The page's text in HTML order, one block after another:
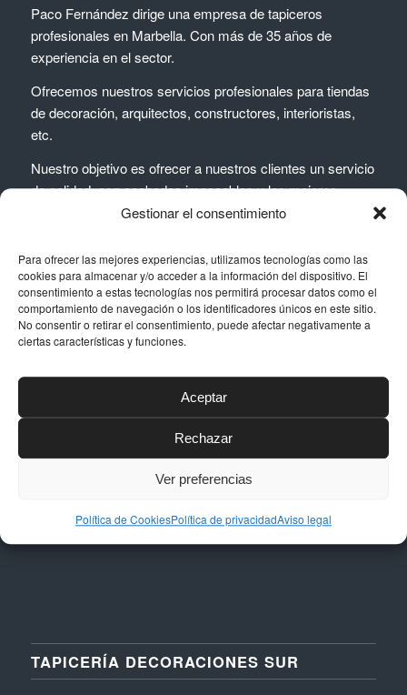
Gestionar el consentimiento
Para ofrecer las mejores experiencias, utilizamos tecnologías como las
cookies para almacenar y/o acceder a la información del dispositivo. El
consentimiento a estas tecnologías nos permitirá procesar datos como el
comportamiento de navegación o los identificadores únicos en este sitio.
No consentir o retirar el consentimiento, puede afectar negativamente a
ciertas características y funciones.
Aceptar
Rechazar
Ver preferencias
Política de CookiesPolítica de privacidadAviso legal
Paco Fernández dirige una empresa de tapiceros
profesionales en Marbella. Con más de 35 años de
experiencia en el sector.
Ofrecemos nuestros servicios profesionales para tiendas
de decoración, arquitectos, constructores, interioristas,
etc.
Nuestro objetivo es ofrecer a nuestros clientes un servicio
de calidad, con acabados impecables y las mejores
calidades del sector.
DATOS DE CONTACTO
Dirección
Calle Níquel, 24, Polígono La Albarizas,
29603, Marbella (Málaga)
Email
taller@dstapiceria.com
Teléfono
TAPICERÍA DECORACIONES SUR